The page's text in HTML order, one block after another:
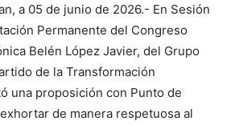
a 05 de junio de 2026.- En Sesión
Permanente del Congreso
Belén López Javier, del Grupo
de la Transformación
una proposición con Punto de
de manera respetuosa al